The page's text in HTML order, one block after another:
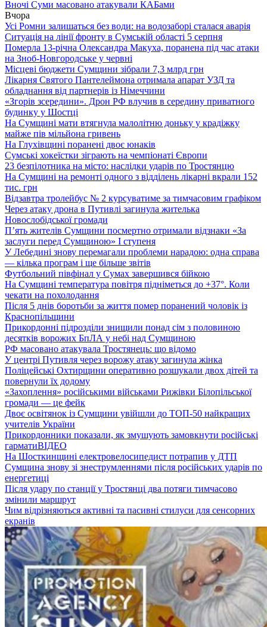
Вночі Суми масовано атакували КАБами
Вчора
Усі Ромни залишаться без води: на водозаборі сталася аварія
Ситуація на лінії фронту в Сумській області 5 серпня
Померла 13-річна Олександра Макуха, поранена під час атаки
на Зноб-Новгородське у червні
Місцеві бюджети Сумщини зібрали 7,3 млрд грн
Лікарня Святого Пантелеймона отримала апарат УЗД та
обладнання від партнерів із Німеччини
«Згорів зсередини». Дрон РФ влучив в середину приватного
будинку у Шостці
На Сумщині мати втягнула малолітню доньку у крадіжку
майже пів мільйона гривень
На Глухівщині поранені двоє юнаків
Сумські хокеїстки зіграють на чемпіонаті Європи
23 безпілотника на місто: наслідки ударів по Тростянцю
На Сумщині на ремонті одного з відділень лікарні вкрали 152
тис. грн
Відзавтра тролейбус № 2 курсуватиме за тимчасовим графіком
Через атаку дрона в Путивлі загинула жителька
Новослобідської громади
П’ять жителів Сумщини посмертно отримали відзнаки «За
заслуги перед Сумщиною» І ступеня
У Лебедині знову перемагали проблеми нарадою: одна справа
— кілька програм і ще більше звітів
Футбольний півфінал у Сумах завершився бійкою
На Сумщині температура повітря підніметься до +37°. Коли
чекати на похолодання
Після 5 днів боротьби за життя помер поранений чоловік із
Краснопільщини
Прикордонні підрозділи знищили понад сім з половиною
десятків ворожих БпЛА у небі над Сумщиною
РФ масовано атакувала Тростянець: що відомо
У центрі Путивля через ворожу атаку загинула жінка
Поліцейські Охтирщини оперативно розшукали двох дітей та
повернули їх додому
«Захоплення» російськими військами Рижівки Білопільської
громади — це фейк
Двоє освітянок із Сумщини увійшли до ТОП-50 найкращих
учителів України
Прикордонники показали, як змушують замовкнути російські
гарматиВІДЕО
На Шосткинщині електровелосипедист потрапив у ДТП
Сумщина знову зі знеструмленнями після російських ударів по
енергетиці
Після удару по станції у Тростянці два потяги тимчасово
змінили маршрут
Чим відрізняються активні та пасивні стилуси для сенсорних
екранів